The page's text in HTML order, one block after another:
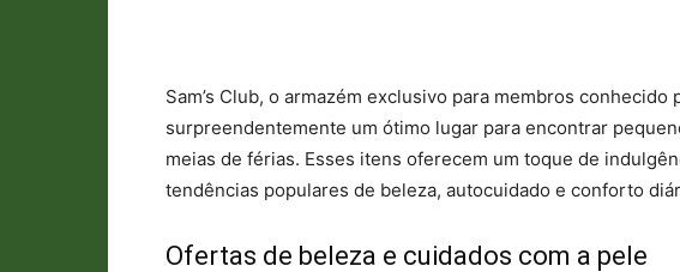
Sam’s Club, o armazém exclusivo para membros conhecido
surpreendentemente um ótimo lugar para encontrar
meias de férias. Esses itens oferecem um toque de
tendências populares de beleza, autocuidado e conforto
Ofertas de beleza e cuidados com a pele